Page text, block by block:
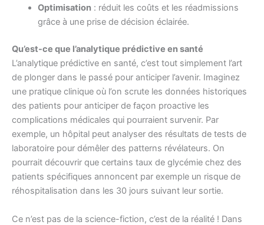
Optimisation: réduit les coûts et les réadmissions
grâce à une prise de décision éclairée.
Qu’est-ce que l’analytique prédictive en santé
L’analytique prédictive en santé, c’est tout simplement l’art
de plonger dans le passé pour anticiper l’avenir. Imaginez
une pratique clinique où l’on scrute les données historiques
des patients pour anticiper de façon proactive les
complications médicales qui pourraient survenir. Par
exemple, un hôpital peut analyser des résultats de tests de
laboratoire pour démêler des patterns révélateurs. On
pourrait découvrir que certains taux de glycémie chez des
patients spécifiques annoncent par exemple un risque de
réhospitalisation dans les 30 jours suivant leur sortie.
Ce n’est pas de la science-fiction, c’est de la réalité ! Dans